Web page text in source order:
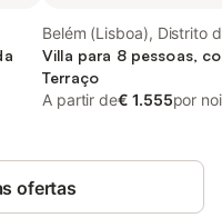
Belém (Lisboa), Distrito
Villa para 8 pessoas,
Terraço
A partir de€ 1.555por
ofertas